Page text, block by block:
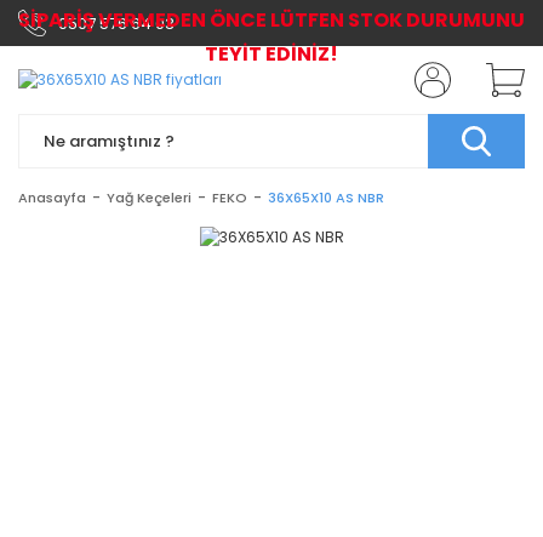
0507 576 64 03
Anasayfa Yağ Keçeleri FEKO 36X65X10 AS NBR
SİPARİŞ VERMEDEN ÖNCE LÜTFEN STOK DURUMUNU
TEYİT EDİNİZ!